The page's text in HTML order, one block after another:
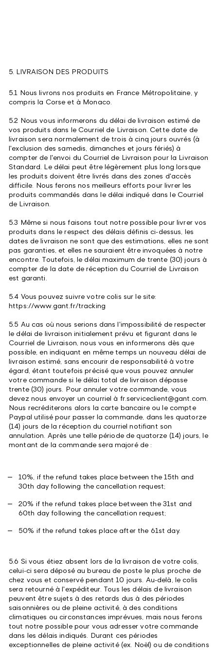
5. LIVRAISON DES PRODUITS
5.1 Nous livrons nos produits en France Métropolitaine, y
compris la Corse et à Monaco.
5.2 Nous vous informerons du délai de livraison estimé de
vos produits dans le Courriel de Livraison. Cette date de
livraison sera normalement de trois à cinq jours ouvrés (à
l'exclusion des samedis, dimanches et jours fériés) à
compter de l'envoi du Courriel de Livraison pour la Livraison
Standard. Le délai peut être légèrement plus long lorsque
les produits doivent être livrés dans des zones d'accès
difficile. Nous ferons nos meilleurs efforts pour livrer les
produits commandés dans le délai indiqué dans le Courriel
de Livraison.
5.3 Même si nous faisons tout notre possible pour livrer vos
produits dans le respect des délais définis ci-dessus, les
dates de livraison ne sont que des estimations, elles ne sont
pas garanties, et elles ne sauraient être invoquées à notre
encontre. Toutefois, le délai maximum de trente (30) jours à
compter de la date de réception du Courriel de Livraison
est garanti.
5.4 Vous pouvez suivre votre colis sur le site:
https://www.gant.fr/tracking
5.5 Au cas où nous serions dans l'impossibilité de respecter
le délai de livraison initialement prévu et figurant dans le
Courriel de Livraison, nous vous en informerons dès que
possible, en indiquant en même temps un nouveau délai de
livraison estimé, sans encourir de responsabilité à votre
égard, étant toutefois précisé que vous pouvez annuler
votre commande si le délai total de livraison dépasse
trente (30) jours. Pour annuler votre commande, vous
devez nous envoyer un courriel à fr.serviceclient@gant.com.
Nous recréditerons alors la carte bancaire ou le compte
Paypal utilisé pour passer la commande, dans les quatorze
(14) jours de la réception du courriel notifiant son
annulation. Après une telle période de quatorze (14) jours, le
montant de la commande sera majoré de :
10%, if the refund takes place between the 15th and
30th day following the cancellation request;
20% if the refund takes place between the 31st and
60th day following the cancellation request;
50% if the refund takes place after the 61st day.
5.6 Si vous étiez absent lors de la livraison de votre colis,
celui-ci sera déposé au bureau de poste le plus proche de
chez vous et conservé pendant 10 jours. Au-delà, le colis
sera retourné à l'expéditeur. Tous les délais de livraison
peuvent être sujets à des retards dus à des périodes
saisonnières ou de pleine activité, à des conditions
climatiques ou circonstances imprévues, mais nous ferons
tout notre possible pour vous adresser votre commande
dans les délais indiqués. Durant ces périodes
exceptionnelles de pleine activité (ex. Noël) ou de conditions